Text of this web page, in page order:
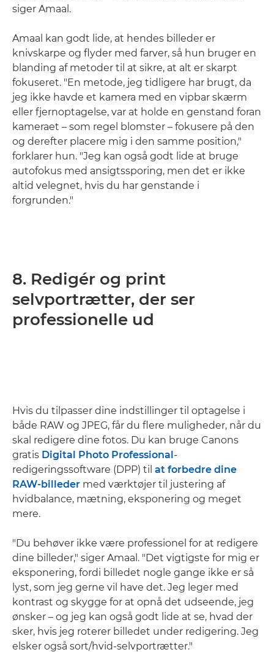
siger Amaal.
Amaal kan godt lide, at hendes billeder er
knivskarpe og flyder med farver, så hun bruger en
blanding af metoder til at sikre, at alt er skarpt
fokuseret. "En metode, jeg tidligere har brugt, da
jeg ikke havde et kamera med en vipbar skærm
eller fjernoptagelse, var at holde en genstand foran
kameraet – som regel blomster – fokusere på den
og derefter placere mig i den samme position,"
forklarer hun. "Jeg kan også godt lide at bruge
autofokus med ansigtssporing, men det er ikke
altid velegnet, hvis du har genstande i
forgrunden."
8. Redigér og print
selvportrætter, der ser
professionelle ud
Hvis du tilpasser dine indstillinger til optagelse i
både RAW og JPEG, får du flere muligheder, når du
skal redigere dine fotos. Du kan bruge Canons
gratis Digital Photo Professional-
redigeringssoftware (DPP) til at forbedre dine
RAW-billeder med værktøjer til justering af
hvidbalance, mætning, eksponering og meget
mere.
"Du behøver ikke være professionel for at redigere
dine billeder," siger Amaal. "Det vigtigste for mig er
eksponering, fordi billedet nogle gange ikke er så
lyst, som jeg gerne vil have det. Jeg leger med
kontrast og skygge for at opnå det udseende, jeg
ønsker – og jeg kan også godt lide at se, hvad der
sker, hvis jeg roterer billedet under redigering. Jeg
elsker også sort/hvid-selvportrætter."